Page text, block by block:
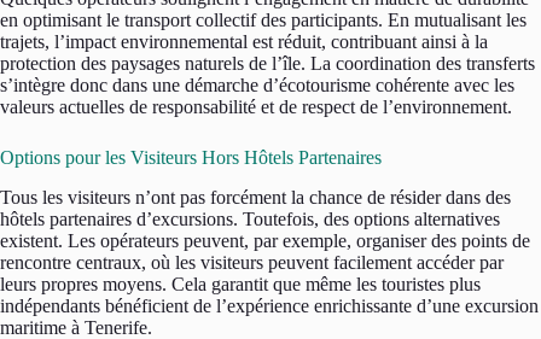
en optimisant le transport collectif des participants. En mutualisant les
trajets, l’impact environnemental est réduit, contribuant ainsi à la
protection des paysages naturels de l’île. La coordination des transferts
s’intègre donc dans une démarche d’écotourisme cohérente avec les
valeurs actuelles de responsabilité et de respect de l’environnement.
Options pour les Visiteurs Hors Hôtels Partenaires
Tous les visiteurs n’ont pas forcément la chance de résider dans des
hôtels partenaires d’excursions. Toutefois, des options alternatives
existent. Les opérateurs peuvent, par exemple, organiser des points de
rencontre centraux, où les visiteurs peuvent facilement accéder par
leurs propres moyens. Cela garantit que même les touristes plus
indépendants bénéficient de l’expérience enrichissante d’une excursion
maritime à Tenerife.